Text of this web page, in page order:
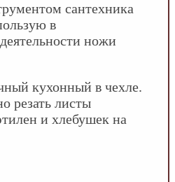
сантехника
в
ножи
кухонный в чехле.
резать листы
и хлебушек на